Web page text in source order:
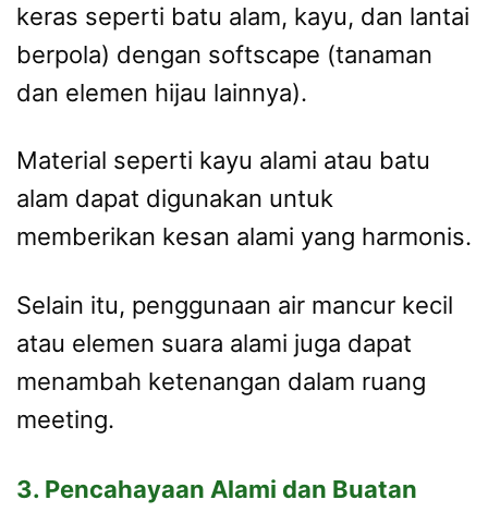
keras seperti batu alam, kayu, dan lantai
berpola) dengan softscape (tanaman
dan elemen hijau lainnya).
Material seperti kayu alami atau batu
alam dapat digunakan untuk
memberikan kesan alami yang harmonis.
Selain itu, penggunaan air mancur kecil
atau elemen suara alami juga dapat
menambah ketenangan dalam ruang
meeting.
3. Pencahayaan Alami dan Buatan